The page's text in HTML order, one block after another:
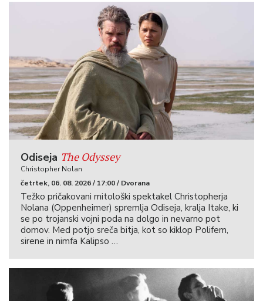
Odiseja The Odyssey
Christopher Nolan
četrtek, 06. 08. 2026 / 17:00 / Dvorana
Težko pričakovani mitološki spektakel Christopherja
Nolana (Oppenheimer) spremlja Odiseja, kralja Itake, ki
se po trojanski vojni poda na dolgo in nevarno pot
domov. Med potjo sreča bitja, kot so kiklop Polifem,
sirene in nimfa Kalipso …